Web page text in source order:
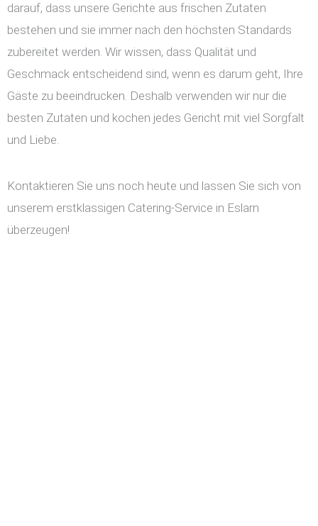
darauf, dass unsere Gerichte aus frischen Zutaten
bestehen und sie immer nach den höchsten Standards
zubereitet werden. Wir wissen, dass Qualität und
Geschmack entscheidend sind, wenn es darum geht, Ihre
Gäste zu beeindrucken. Deshalb verwenden wir nur die
besten Zutaten und kochen jedes Gericht mit viel Sorgfalt
und Liebe.
Kontaktieren Sie uns noch heute und lassen Sie sich von
unserem erstklassigen Catering-Service in Eslarn
überzeugen!